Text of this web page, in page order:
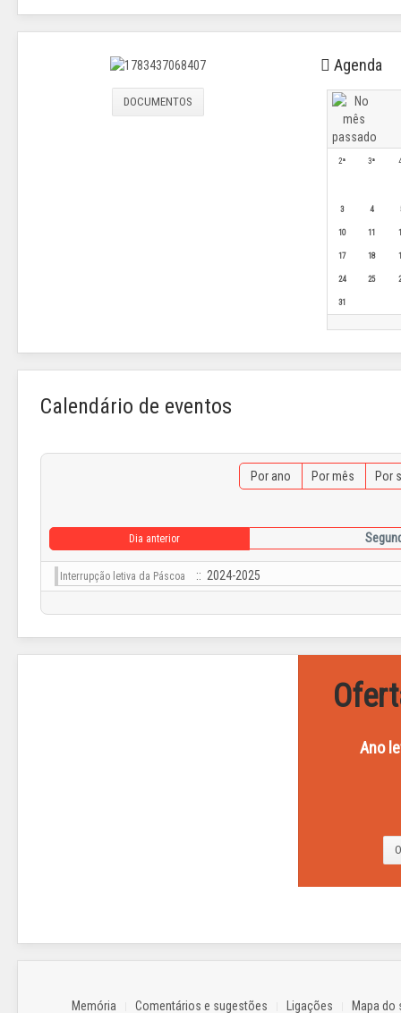
DOCUMENTOS
Agenda
2ª 3ª
3 4
10 11
17 18
24 25
31
Calendário de eventos
Por ano Por mês Por
Dia anterior
Interrupção letiva da Páscoa :: 2024-2025
Ano
Memória Comentários e sugestões Ligações Mapa do